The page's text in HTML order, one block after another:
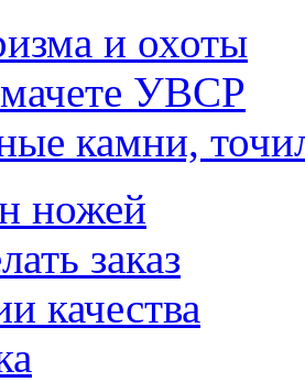
и охоты
УВСР
камни,
ножей
заказ
качества